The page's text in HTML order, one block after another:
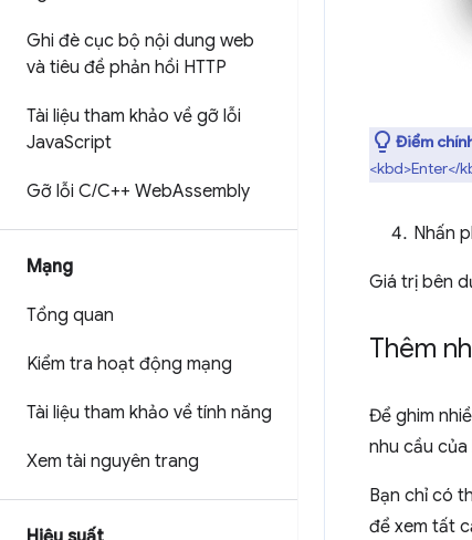
Ghi đè cục bộ nội dung web
và tiêu đề phản hồi HTTP
Tài liệu tham khảo về gỡ lỗi
JavaScript
Gỡ lỗi C/C++ WebAssembly
Mạng
Tổng quan
Kiểm tra hoạt động mạng
Tài liệu tham khảo về tính năng
Xem tài nguyên trang
Điểm
<kbd>Enter</
Nhấn
Giá trị bên
Thêm
Để ghim
nhu cầu của
Bạn chỉ có
để xem tất